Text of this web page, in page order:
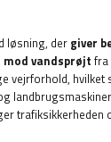
løsning, der giver
mod vandsprøjt fra
vejrforhold, hvilket